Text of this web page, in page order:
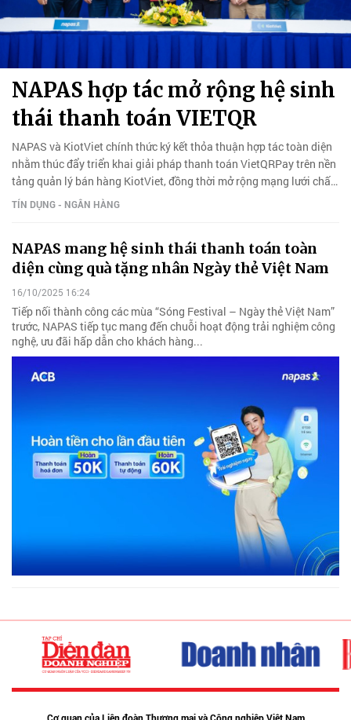
NAPAS hợp tác mở rộng hệ sinh
thái thanh toán VIETQR
NAPAS và KiotViet chính thức ký kết thỏa thuận hợp tác toàn diện
nhằm thúc đẩy triển khai giải pháp thanh toán VietQRPay trên nền
tảng quản lý bán hàng KiotViet, đồng thời mở rộng mạng lưới chấp
nhận thanh toán VietQRGlobal phục vụ du khách quốc tế.
TÍN DỤNG - NGÂN HÀNG
NAPAS mang hệ sinh thái thanh toán toàn
diện cùng quà tặng nhân Ngày thẻ Việt Nam
16/10/2025 16:24
Tiếp nối thành công các mùa “Sóng Festival – Ngày thẻ Việt Nam”
trước, NAPAS tiếp tục mang đến chuỗi hoạt động trải nghiệm công
nghệ, ưu đãi hấp dẫn cho khách hàng...